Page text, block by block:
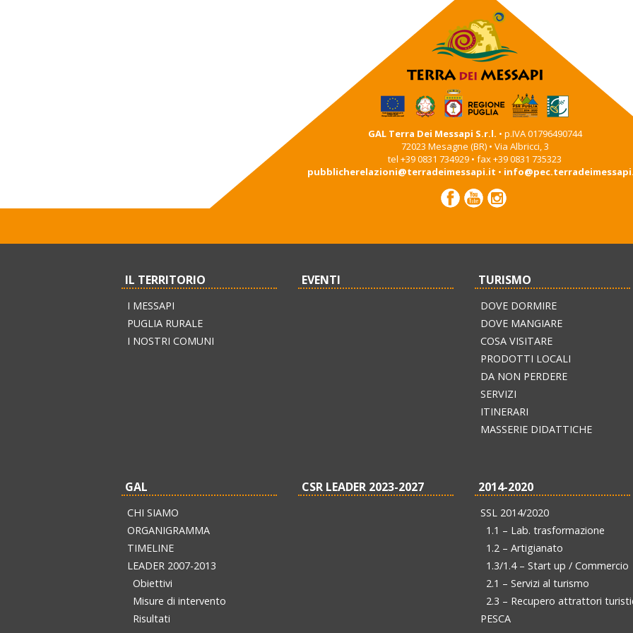
GAL Terra Dei Messapi S.r.l. • p.IVA 01796490744
72023 Mesagne (BR) • Via Albricci, 3
tel +39 0831 734929 • fax +39 0831 735323
pubblicherelazioni@terradeimessapi.it •
IL TERRITORIO
I MESSAPI
PUGLIA RURALE
I NOSTRI COMUNI
EVENTI TURISMO
DOVE DORMIRE
DOVE MANGIARE
COSA VISITARE
PRODOTTI LOCALI
DA NON PERDERE
SERVIZI
ITINERARI
MASSERIE DIDATTICHE
GAL
CHI SIAMO
ORGANIGRAMMA
TIMELINE
LEADER 2007-2013
Obiettivi
Misure di intervento
Risultati
CSR LEADER 2023-2027 2014-2020
SSL 2014/2020
1.1 – Lab. trasformazione
1.2 – Artigianato
1.3/1.4 – Start up / Commercio
2.1 – Servizi al turismo
2.3 – Recupero attrattori
PESCA